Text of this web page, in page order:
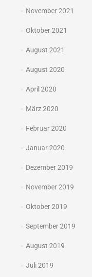
November 2021
Oktober 2021
August 2021
August 2020
April 2020
März 2020
Februar 2020
Januar 2020
Dezember 2019
November 2019
Oktober 2019
September 2019
August 2019
Juli 2019